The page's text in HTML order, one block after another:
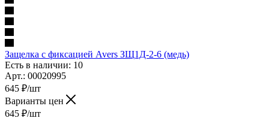
Защелка с фиксацией Avers ЗЩ1Д-2-6 (медь)
Есть в наличии: 10
Арт.: 00020995
645 ₽/шт
Варианты цен
645 ₽/шт